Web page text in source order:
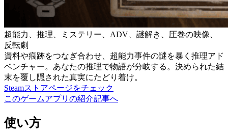
超能力、推理、ミステリー、ADV、謎解き、圧巻の映像、
反転劇
資料や痕跡をつなぎ合わせ、超能力事件の謎を暴く推理アド
ベンチャー。あなたの推理で物語が分岐する。決められた結
末を覆し隠された真実にたどり着け。
Steamストアページをチェック
このゲームアプリの紹介記事へ
使い方